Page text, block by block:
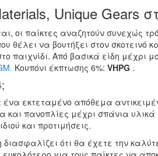
Unique Gears
οι παίκτες αναζητούν συνεχώς
θέλει να βουτήξει στον σκοτεινό
Από βασικά είδη μέχρι
Κουπόνι έκπτωσης 6%: VHPG .
εκτεταμένο απόθεμα
και πανοπλίες μέχρι σπάνια
και προτιμήσεις.
διασφαλίζει ότι θα έχετε την